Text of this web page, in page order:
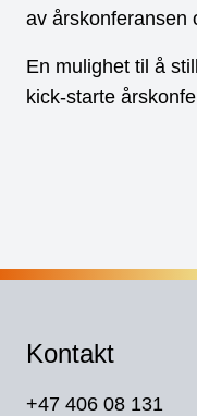
av årskonferansen
En mulighet til å
kick-starte
Kontakt
+47 406 08 131